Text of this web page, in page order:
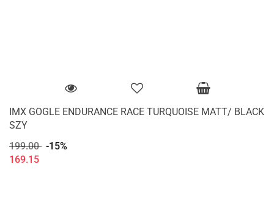
IMX GOGLE ENDURANCE RACE TURQUOISE MATT/ BLACK
SZY
199.00 -15%
169.15